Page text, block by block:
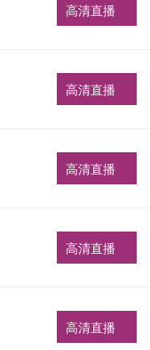
高清直播
高清直播
高清直播
高清直播
高清直播